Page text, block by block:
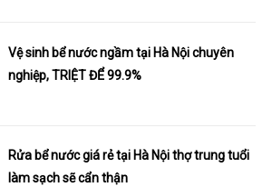
Vệ sinh bể nước ngầm tại Hà Nội chuyên
nghiệp, TRIỆT ĐỂ 99.9%
Rửa bể nước giá rẻ tại Hà Nội thợ trung tuổi
làm sạch sẽ cẩn thận